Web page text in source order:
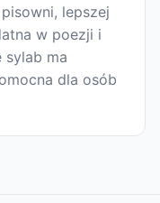
lepszej
w poezji i
sylab ma
dla osób